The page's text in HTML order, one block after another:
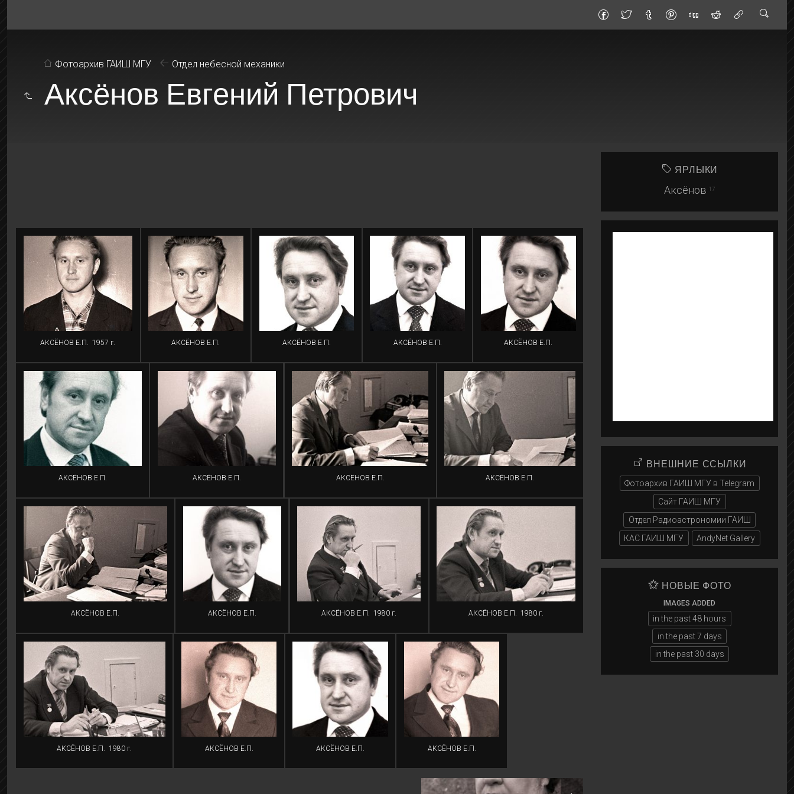
Фотоархив ГАИШ МГУ Отдел небесной механики
Аксёнов Евгений Петрович
АКСЁНОВ Е.П. 1957 г. АКСЁНОВ Е.П. АКСЁНОВ Е.П. АКСЁНОВ Е.П. АКСЁНОВ Е.П.
АКСЁНОВ Е.П. АКСЁНОВ Е.П. АКСЁНОВ Е.П. АКСЁНОВ Е.П.
АКСЁНОВ Е.П. АКСЁНОВ Е.П. АКСЁНОВ Е.П. 1980 г. АКСЁНОВ Е.П. 1980 г.
АКСЁНОВ Е.П. 1980 г. АКСЁНОВ Е.П. АКСЁНОВ Е.П. АКСЁНОВ Е.П.
ЯРЛЫКИ
Аксёнов 17
ВНЕШНИЕ ССЫЛКИ
Фотоархив ГАИШ МГУ в Telegram
Сайт ГАИШ МГУ
Отдел Радиоастрономии ГАИШ
КАС ГАИШ МГУ
AndyNet Gallery
НОВЫЕ ФОТО
IMAGES ADDED
in the past 48 hours
in the past 7 days
in the past 30 days